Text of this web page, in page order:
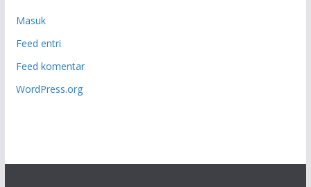
Masuk
Feed entri
Feed komentar
WordPress.org